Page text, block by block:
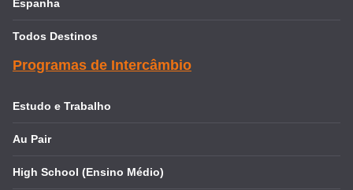
Espanha
Todos Destinos
Programas de Intercâmbio
Estudo e Trabalho
Au Pair
High School (Ensino Médio)